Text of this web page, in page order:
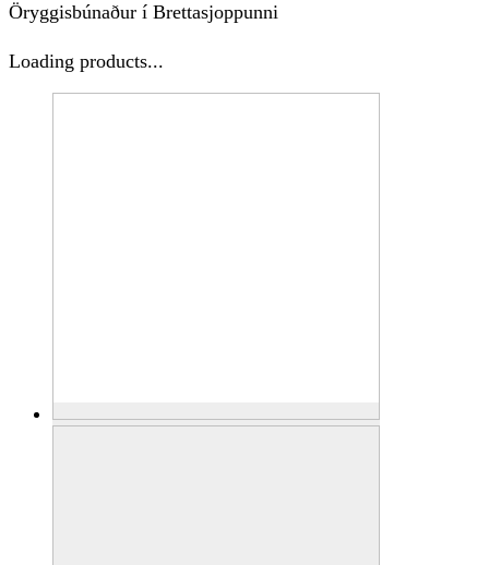
Öryggisbúnaður í Brettasjoppunni
Loading products...